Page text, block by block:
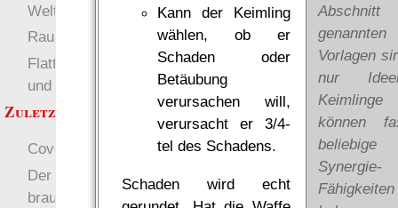
Abschnitt
genannten
Vorlagen
nur
Keimlinge
können
beliebige
Synergie-
Fähigkeiten
Kann der Keimling
wählen, ob er
Schaden oder
Betäubung
verursachen will,
verursacht er 3/4-
tel des Schadens.
Schaden wird echt
Welten
RaumZeit
Flattr auf 1w6.org, Info
und HowTo
Zuletzt angezeigt:
Cover
Der Gratisrollenspieltag
braucht Versand-Hilfe!